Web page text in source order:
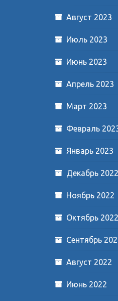
Август 2023
Июль 2023
Июнь 2023
Апрель 2023
Март 2023
Февраль
Январь 2023
Декабрь 2022
Ноябрь 2022
Октябрь 2022
Сентябрь
Август 2022
Июнь 2022